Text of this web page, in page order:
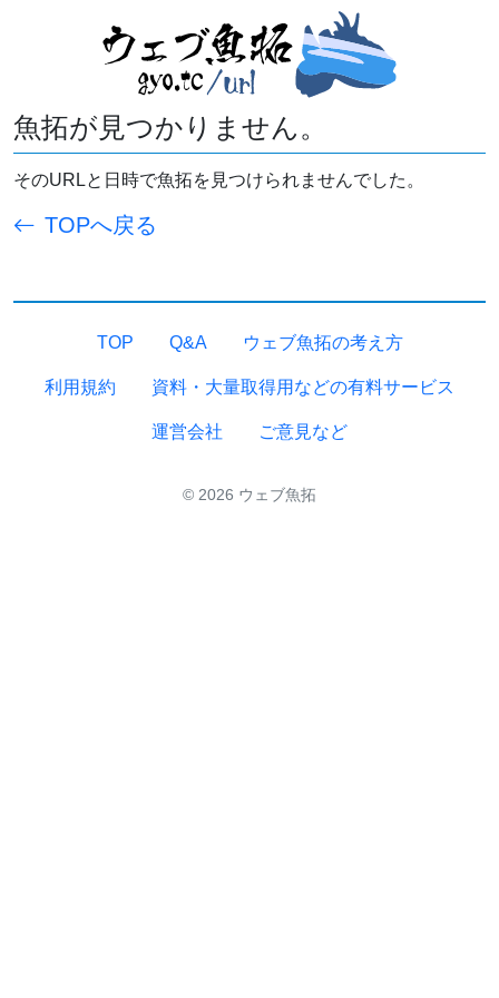
魚拓が見つかりません。
そのURLと日時で魚拓を見つけられませんでした。
TOPへ戻る
TOP Q&A ウェブ魚拓の考え方
利用規約 資料・大量取得用などの有料サービス
運営会社 ご意見など
© 2026 ウェブ魚拓